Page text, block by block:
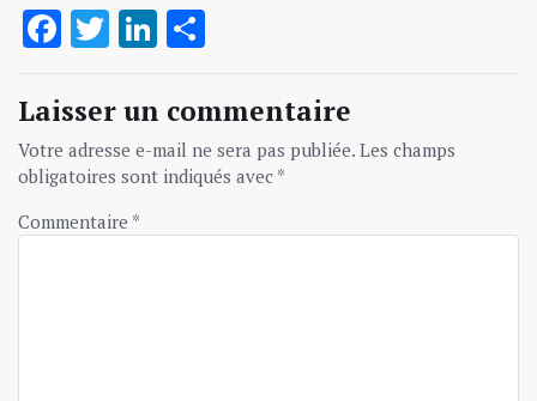
Facebook
TwitterLinkedIn
Laisser un commentaire
Votre adresse e-mail ne sera pas publiée. Les champs
obligatoires sont indiqués avec *
Commentaire *